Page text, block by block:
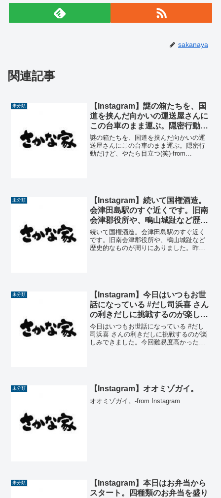
sakanaya
関連記事
未分類
【Instagram】謎の箱たちを、国
道を挟んだ向かいの運送屋さんに
この台車のまま運ぶ。隠密行動だ
けど、やたら目立つ(笑)
謎の箱たちを、国道を挟んだ向かいの運
送屋さんにこの台車のまま運ぶ。隠密行
動だけど、やたら目立つ(笑)-from
未分類
【Instagram】続いて国権酒造。
会津田島駅のすぐ近くです。旧南
会津郡役所や、鴫山城趾など歴史
的なものが周りにありました。昨
年鴫山城趾に足を運んだので、今
年は旧郡役所を訪ねてみました
続いて国権酒造。会津田島駅のすぐ近く
です。旧南会津郡役所や、鴫山城趾など
歴史的なものが周りにありました。昨年
未分類
【Instagram】今日はいつもお世
話になっている #だし司浜喜 さん
の利きだしに挑戦するのが楽しみ
できました。今回難易度高かった
のですが、出汁の違いがよくわか
りました。社長さんからいろいろ
今日はいつもお世話になっている #だし
司浜喜 さんの利きだしに挑戦するのが楽
しみできました。今回難易度高かったの
未分類 【Instagram】オオミゾガイ。
オオミゾガイ。-from Instagram
未分類
【Instagram】本日はお弁当から
スタート。四種類のお弁当を盛り